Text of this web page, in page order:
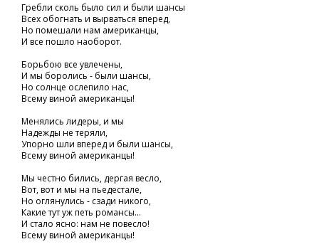
Гребли сколь было сил и были шансы
Всех обогнать и вырваться вперед,
Но помешали нам американцы,
И все пошло наоборот.
Борьбою все увлечены,
И мы боролись - были шансы,
Но солнце ослепило нас,
Всему виной американцы!
Менялись лидеры, и мы
Надежды не теряли,
Упорно шли вперед и были шансы,
Всему виной американцы!
Мы честно бились, дергая весло,
Вот, вот и мы на пьедестале,
Но оглянулись - сзади никого,
Какие тут уж петь романсы...
И стало ясно: нам не повесло!
Всему виной американцы!